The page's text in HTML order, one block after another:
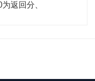
返回分、